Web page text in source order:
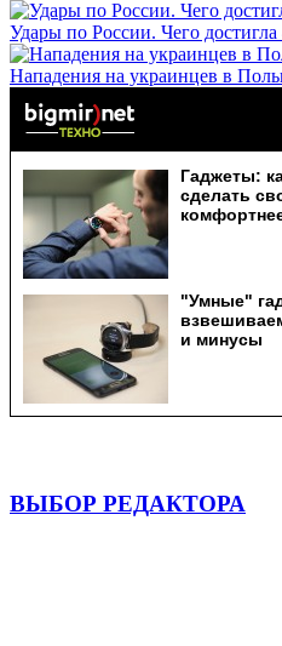
Удары по России. Чего
Нападения на украинцев в
ВЫБОР РЕДАКТОРА